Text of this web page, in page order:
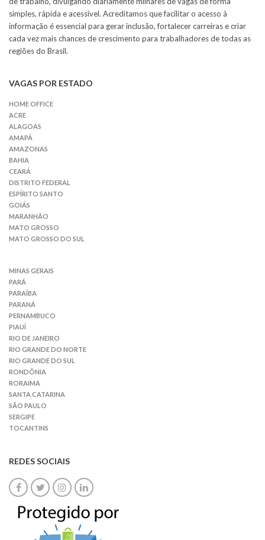
simples, rápida e acessível. Acreditamos que facilitar o acesso à
informação é essencial para gerar inclusão, fortalecer carreiras e criar
cada vez mais chances de crescimento para trabalhadores de todas as
regiões do Brasil.
VAGAS POR ESTADO
HOME OFFICE
ACRE
ALAGOAS
AMAPÁ
AMAZONAS
BAHIA
CEARÁ
DISTRITO FEDERAL
ESPÍRITO SANTO
GOIÁS
MARANHÃO
MATO GROSSO
MATO GROSSO DO SUL
MINAS GERAIS
PARÁ
PARAÍBA
PARANÁ
PERNAMBUCO
PIAUÍ
RIO DE JANEIRO
RIO GRANDE DO NORTE
RIO GRANDE DO SUL
RONDÔNIA
RORAIMA
SANTA CATARINA
SÃO PAULO
SERGIPE
TOCANTINS
REDES SOCIAIS